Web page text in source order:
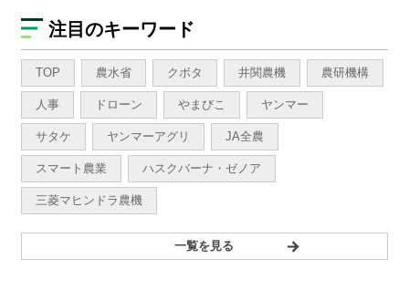
注目のキーワード
TOP 農水省 クボタ 井関農機 農研機構
人事 ドローン やまびこ ヤンマー
サタケ ヤンマーアグリ JA全農
スマート農業 ハスクバーナ・ゼノア
三菱マヒンドラ農機
一覧を見る